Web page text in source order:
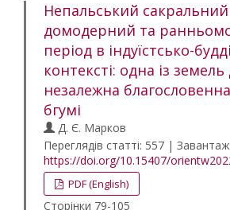
Непальський сакральний
домодерний та
період в індуїстсько-
контексті: одна із земель
незалежна
бгумі
Д. Є. Марков
Переглядів статті: 557 |
https://doi.org/10.15407/
PDF (English)
Сторінки 79-105